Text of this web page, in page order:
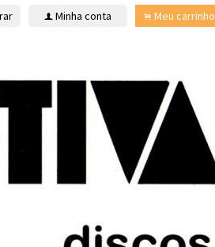
f Minha conta . Meu carrinho